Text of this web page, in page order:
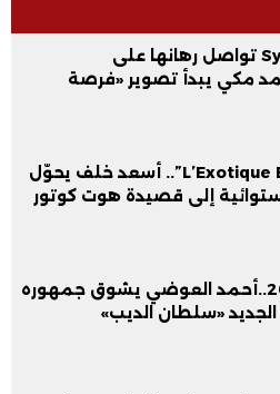
Synergy Plus تواصل رهانها على
مكي يبدأ تصوير «فرصة
“L’Exotique Botanique”.. أسعد خلف يحوّل
إلى قصيدة هوت كوتور
رمضان 2027..أحمد العوضي يشوق جمهوره
«سلطان الديب»